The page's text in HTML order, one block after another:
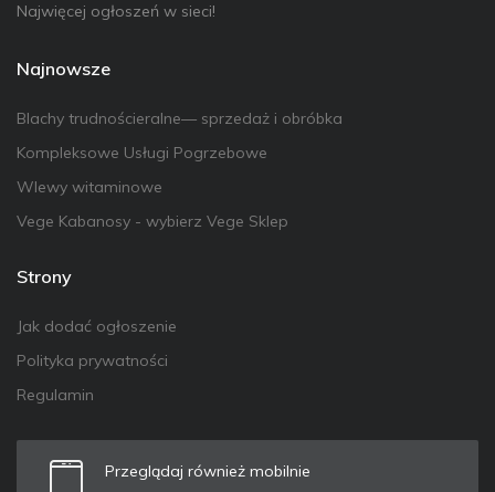
Najwięcej ogłoszeń w sieci!
Najnowsze
Blachy trudnościeralne— sprzedaż i obróbka
Kompleksowe Usługi Pogrzebowe
Wlewy witaminowe
Vege Kabanosy - wybierz Vege Sklep
Strony
Jak dodać ogłoszenie
Polityka prywatności
Regulamin
Przeglądaj również mobilnie